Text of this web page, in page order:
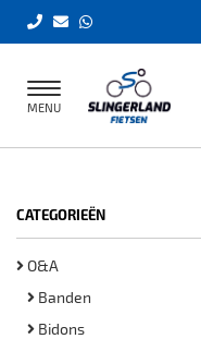
Toggle
navigation
MENU
CATEGORIEËN
O&A
Banden
Bidons